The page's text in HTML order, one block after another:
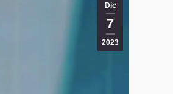
Dic
7
2023